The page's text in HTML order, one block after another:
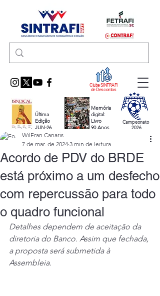
Clube SINTRAFI
de Descontos
Última
Edição
JUN-26
Memória
digital:
Livro
90 Anos
Campeonato
2026
Acordo de PDV do BRDE
está próximo a um desfecho
com repercussão para todo
o quadro funcional
WilFran Canaris
7 de mar. de 2024 3 min de leitura
Detalhes dependem de aceitação da
diretoria do Banco. Assim que fechada,
a proposta será submetida à
Assembleia.